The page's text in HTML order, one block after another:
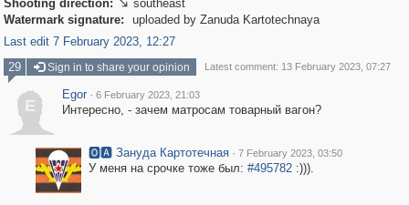
Shooting direction:  southeast
Watermark signature:
uploaded by Zanuda Kartotechnaya
Last edit 7 February 2023, 12:27
29
Sign in to share your opinion Latest comment: 13 February 2023, 07:27
E
Egor · 6 February 2023, 21:03
Интересно, - зачем матросам товарный вагон?
🅾🅰 Зануда Картотечная · 7 February 2023, 03:50
У меня на срочке тоже был: #495782:))).